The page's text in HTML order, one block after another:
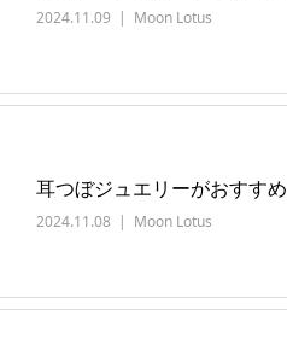
2024.11.09 Moon Lotus
耳つぼジュエリーがおすすめ
2024.11.08 Moon Lotus